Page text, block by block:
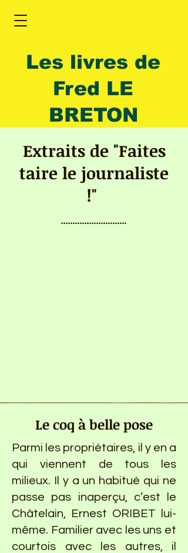
Les livres de
Fred LE
BRETON
Extraits de "Faites
taire le journaliste
!"
............................
Le coq à belle pose
Parmi les propriétaires, il y en a
qui viennent de tous les
milieux. Il y a un habitué qui ne
passe pas inaperçu, c’est le
Châtelain, Ernest ORIBET lui-
même. Familier avec les uns et
courtois avec les autres, il